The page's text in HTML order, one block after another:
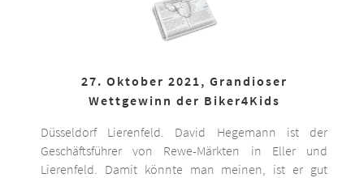
27. Oktober 2021, Grandioser
Wettgewinn der Biker4Kids
Düsseldorf Lierenfeld. David Hegemann ist der
Geschäftsführer von Rewe-Märkten in Eller und
Lierenfeld. Damit könnte man meinen, ist er gut